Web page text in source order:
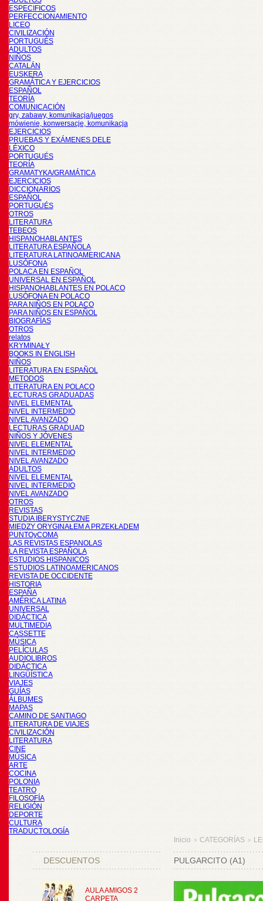
ESPECIFICOS
PERFECCIONAMIENTO
LICEO
CIVILIZACIÓN
PORTUGUÉS
ADULTOS
NIÑOS
CATALÁN
EUSKERA
GRAMÁTICA Y EJERCICIOS
ESPAÑOL
TEORÍA
COMUNICACIÓN
gry, zabawy, komunikacja/juegos
mówienie, konwersacje, komunikacja
EJERCICIOS
PRUEBAS Y EXÁMENES DELE
LÉXICO
PORTUGUÉS
TEORÍA
GRAMATYKA/GRAMÁTICA
EJERCICIOS
DICCIONARIOS
ESPAÑOL
PORTUGUÉS
OTROS
LITERATURA
TEBEOS
HISPANOHABLANTES
LITERATURA ESPAÑOLA
LITERATURA LATINOAMERICANA
LUSÓFONA
POLACA EN ESPAÑOL
UNIVERSAL EN ESPAÑOL
HISPANOHABLANTES EN POLACO
LUSÓFONA EN POLACO
PARA NIÑOS EN POLACO
PARA NIÑOS EN ESPAÑOL
BIOGRAFÍAS
OTROS
relatos
KRYMINAŁY
BOOKS IN ENGLISH
NIÑOS
LITERATURA EN ESPAÑOL
METODOS
LITERATURA EN POLACO
LECTURAS GRADUADAS
NIVEL ELEMENTAL
NIVEL INTERMEDIO
NIVEL AVANZADO
LECTURAS GRADUAD
NIÑOS Y JÓVENES
NIVEL ELEMENTAL
NIVEL INTERMEDIO
NIVEL AVANZADO
ADULTOS
NIVEL ELEMENTAL
NIVEL INTERMEDIO
NIVEL AVANZADO
OTROS
REVISTAS
STUDIA IBERYSTYCZNE
MIĘDZY ORYGINAŁEM A PRZEKŁADEM
PUNTOyCOMA
LAS REVISTAS ESPANOLAS
LA REVISTA ESPAÑOLA
ESTUDIOS HISPANICOS
ESTUDIOS LATINOAMERICANOS
REVISTA DE OCCIDENTE
HISTORIA
ESPAÑA
AMÉRICA LATINA
UNIVERSAL
DIDÁCTICA
MULTIMEDIA
CASSETTE
MÚSICA
PELÍCULAS
AUDIOLIBROS
DIDÁCTICA
LINGÜÍSTICA
VIAJES
GUÍAS
ÁLBUMES
MAPAS
CAMINO DE SANTIAGO
LITERATURA DE VIAJES
CIVILIZACIÓN
LITERATURA
CINE
MÚSICA
ARTE
COCINA
POLONIA
TEATRO
FILOSOFÍA
RELIGIÓN
DEPORTE
CULTURA
TRADUCTOLOGÍA
DESCUENTOS
AULA AMIGOS 2
CARPETA
Inicio > CATEGORÍAS >
PULGARCITO (A1)